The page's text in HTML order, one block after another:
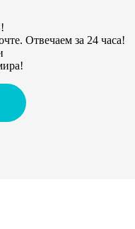
Отвечаем за 24 часа!